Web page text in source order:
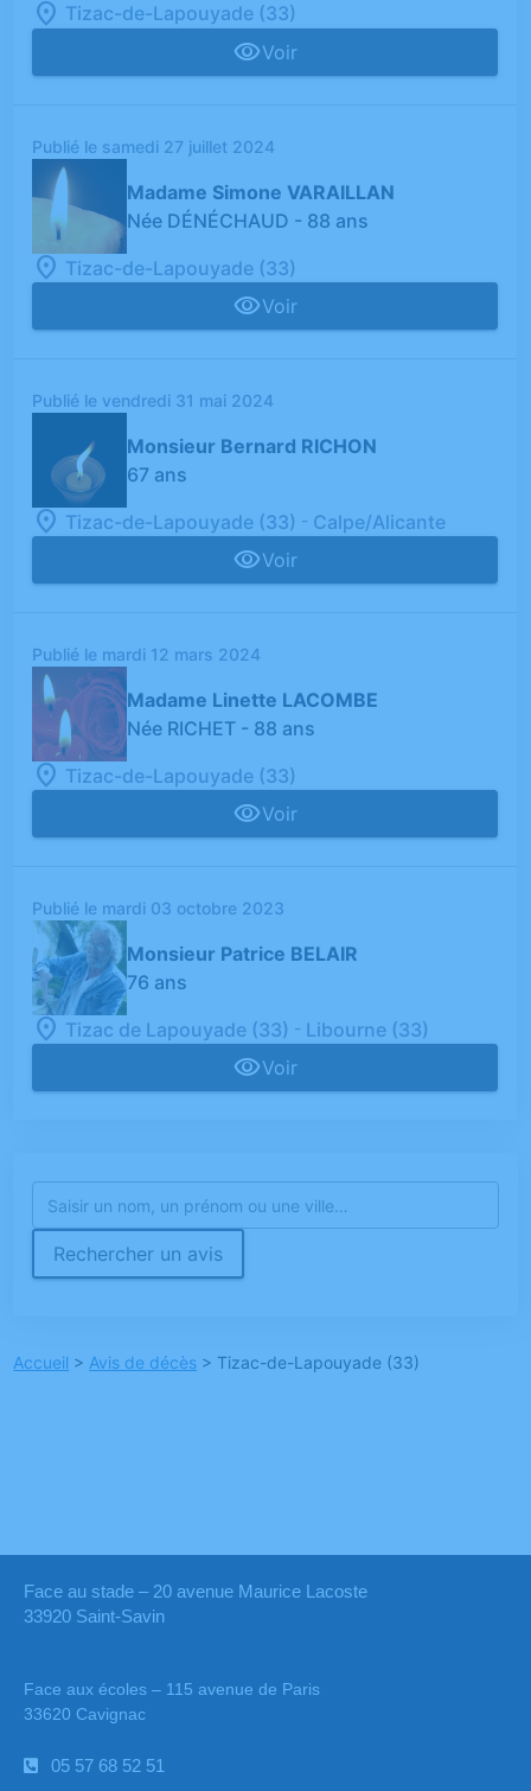
Tizac-de-Lapouyade (33)
Voir
Publié le samedi 27 juillet 2024
Madame Simone VARAILLAN
Née DÉNÉCHAUD - 88 ans
Tizac-de-Lapouyade (33)
Voir
Publié le vendredi 31 mai 2024
Monsieur Bernard RICHON
67 ans
Tizac-de-Lapouyade (33) - Calpe/Alicante
Voir
Publié le mardi 12 mars 2024
Madame Linette LACOMBE
Née RICHET - 88 ans
Tizac-de-Lapouyade (33)
Voir
Publié le mardi 03 octobre 2023
Monsieur Patrice BELAIR
76 ans
Tizac de Lapouyade (33) - Libourne (33)
Voir
Rechercher un avis
Accueil > Avis de décès > Tizac-de-Lapouyade (33)
Face au stade – 20 avenue Maurice Lacoste
33920 Saint-Savin
Face aux écoles – 115 avenue de Paris
33620 Cavignac
05 57 68 52 51